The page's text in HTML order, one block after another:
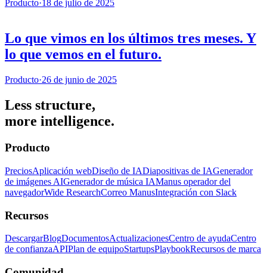
Producto·18 de julio de 2025
Lo que vimos en los últimos tres meses. Y
lo que vemos en el futuro.
Producto·26 de junio de 2025
Less structure,
more intelligence.
Producto
PreciosAplicación webDiseño de IADiapositivas de IAGenerador
de imágenes AIGenerador de música IAManus operador del
navegadorWide ResearchCorreo ManusIntegración con Slack
Recursos
DescargarBlogDocumentosActualizacionesCentro de ayudaCentro
de confianzaAPIPlan de equipoStartupsPlaybookRecursos de marca